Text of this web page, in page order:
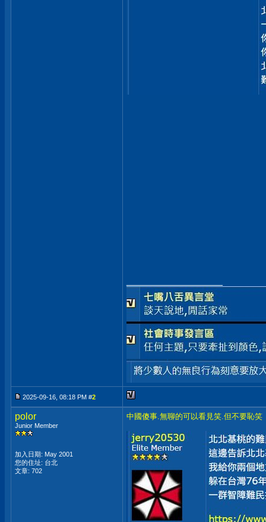
2025-09-16, 08:18 PM #2
polor
Junior Member
加入日期: May 2001
您的住址: 台北
文章: 702
中國傻事.無聊的可以看見笑.但不要恥笑